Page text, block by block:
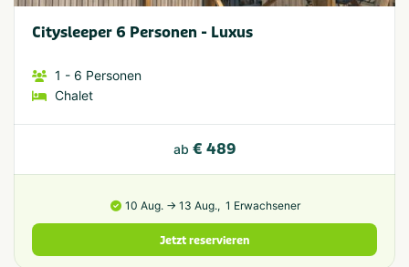
Citysleeper 6 Personen - Luxus
1 - 6 Personen
Chalet
ab € 489
10 Aug. → 13 Aug., 1 Erwachsener
Jetzt reservieren